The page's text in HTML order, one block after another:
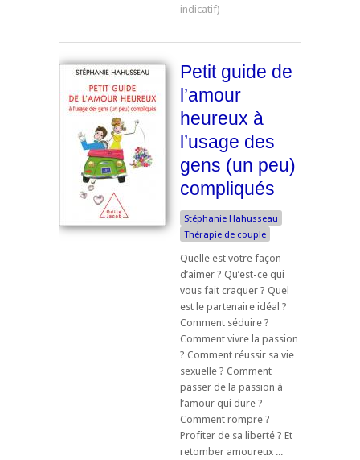
Petit guide de
l’amour
heureux à
l’usage des
gens (un peu)
compliqués
Stéphanie Hahusseau
Thérapie de couple
Quelle est votre façon
d’aimer ? Qu’est-ce qui
vous fait craquer ? Quel
est le partenaire idéal ?
Comment séduire ?
Comment vivre la passion
? Comment réussir sa vie
sexuelle ? Comment
passer de la passion à
l’amour qui dure ?
Comment rompre ?
Profiter de sa liberté ? Et
retomber amoureux ...